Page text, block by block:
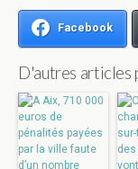
Facebook
D'autres articles